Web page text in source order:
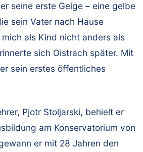
seine erste Geige – eine gelbe
sein Vater nach Hause
als Kind nicht anders als
sich Oistrach später. Mit
sein erstes öffentliches
Pjotr Stoljarski, behielt er
am Konservatorium von
er mit 28 Jahren den